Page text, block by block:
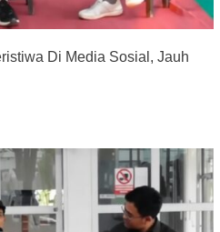
Di Media Sosial, Jauh